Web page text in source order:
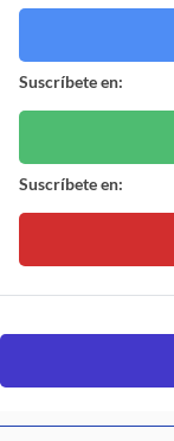
Suscríbete en:
Suscríbete en: